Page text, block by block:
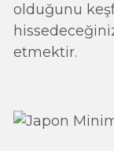
olduğunu
etmektir.